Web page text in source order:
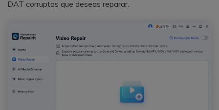
DAT corruptos que deseas reparar.